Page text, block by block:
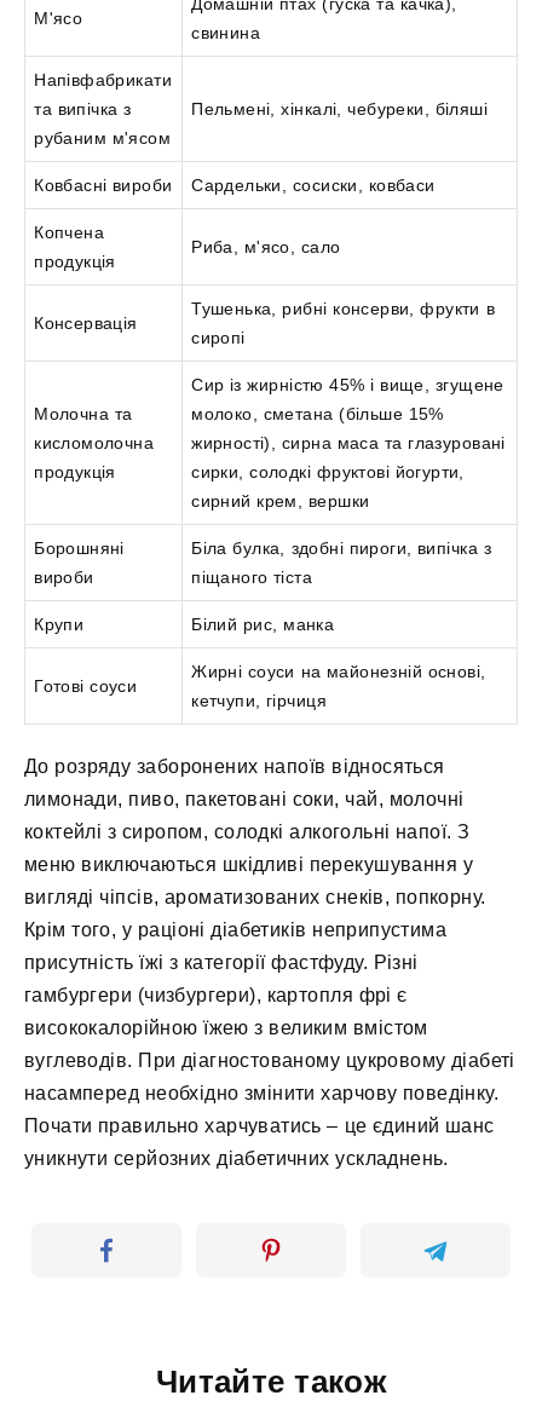
М'ясо
свинина
Напівфабрикати
та випічка з
рубаним м'ясом
Пельмені, хінкалі, чебуреки, біляші
Ковбасні вироби Сардельки, сосиски, ковбаси
Копчена
продукція
Риба, м'ясо, сало
Консервація
Тушенька, рибні консерви, фрукти в
сиропі
Молочна та
кисломолочна
продукція
Сир із жирністю 45% і вище, згущене
молоко, сметана (більше 15%
жирності), сирна маса та глазуровані
сирки, солодкі фруктові йогурти,
сирний крем, вершки
Борошняні
вироби
Біла булка, здобні пироги, випічка з
піщаного тіста
Крупи Білий рис, манка
Готові соуси
Жирні соуси на майонезній основі,
кетчупи, гірчиця
До розряду заборонених напоїв відносяться
лимонади, пиво, пакетовані соки, чай, молочні
коктейлі з сиропом, солодкі алкогольні напої. З
меню виключаються шкідливі перекушування у
вигляді чіпсів, ароматизованих снеків, попкорну.
Крім того, у раціоні діабетиків неприпустима
присутність їжі з категорії фастфуду. Різні
гамбургери (чизбургери), картопля фрі є
висококалорійною їжею з великим вмістом
вуглеводів. При діагностованому цукровому діабеті
насамперед необхідно змінити харчову поведінку.
Почати правильно харчуватись – це єдиний шанс
уникнути серйозних діабетичних ускладнень.
Читайте також